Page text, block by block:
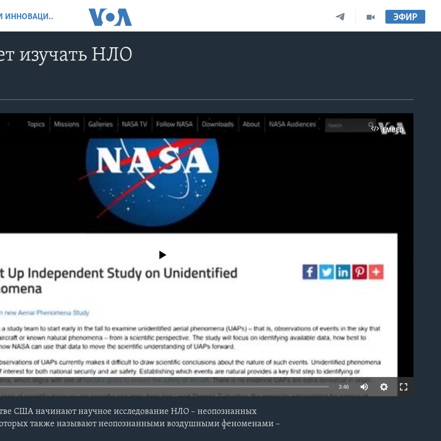
НАУКА, ТЕХНОЛОГИИ И ИННОВАЦИИ ЭФИР
изучать НЛО
EMBED
No media source currently available
3:46
США начинают научное исследование НЛО – неопознанных
также называют неопознанными воздушными феноменами –